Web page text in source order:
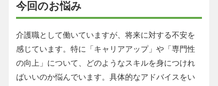
今回のお悩み
介護職として働いていますが、将来に対する不安を
感じています。特に「キャリアアップ」や「専門性
の向上」について、どのようなスキルを身につけれ
ばいいのか悩んでいます。具体的なアドバイスをい